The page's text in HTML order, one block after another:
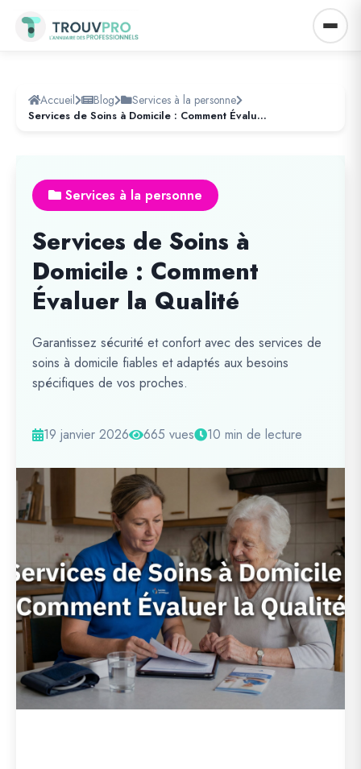
Accueil Blog Services à la personne
Services de Soins à Domicile : Comment Évaluer la Qualité
Services à la personne
Services de Soins à
Domicile : Comment
Évaluer la Qualité
Garantissez sécurité et confort avec des services de
soins à domicile fiables et adaptés aux besoins
spécifiques de vos proches.
19 janvier 2026 665 vues 10 min de lecture